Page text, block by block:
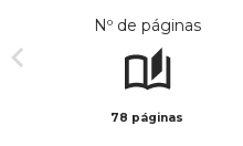
Nº de páginas
78 páginas